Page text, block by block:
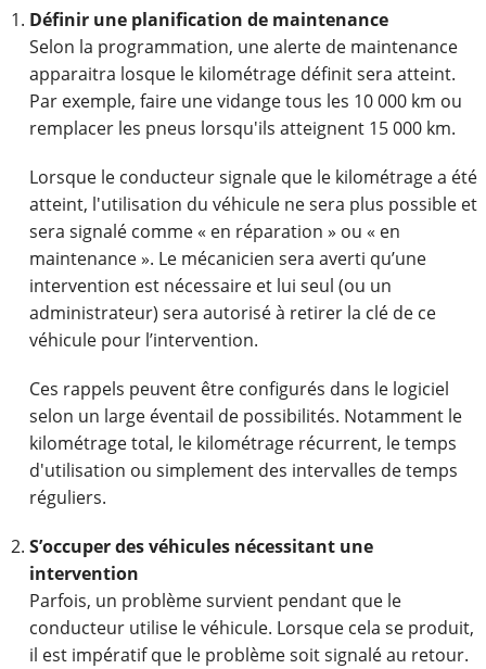
Définir une planification de maintenance
Selon la programmation, une alerte de maintenance
apparaitra losque le kilométrage définit sera atteint.
Par exemple, faire une vidange tous les 10 000 km ou
remplacer les pneus lorsqu'ils atteignent 15 000 km.
Lorsque le conducteur signale que le kilométrage a été
atteint, l'utilisation du véhicule ne sera plus possible et
sera signalé comme « en réparation » ou « en
maintenance ». Le mécanicien sera averti qu’une
intervention est nécessaire et lui seul (ou un
administrateur) sera autorisé à retirer la clé de ce
véhicule pour l’intervention.
Ces rappels peuvent être configurés dans le logiciel
selon un large éventail de possibilités. Notamment le
kilométrage total, le kilométrage récurrent, le temps
d'utilisation ou simplement des intervalles de temps
réguliers.
S’occuper des véhicules nécessitant une
intervention
Parfois, un problème survient pendant que le
conducteur utilise le véhicule. Lorsque cela se produit,
il est impératif que le problème soit signalé au retour.